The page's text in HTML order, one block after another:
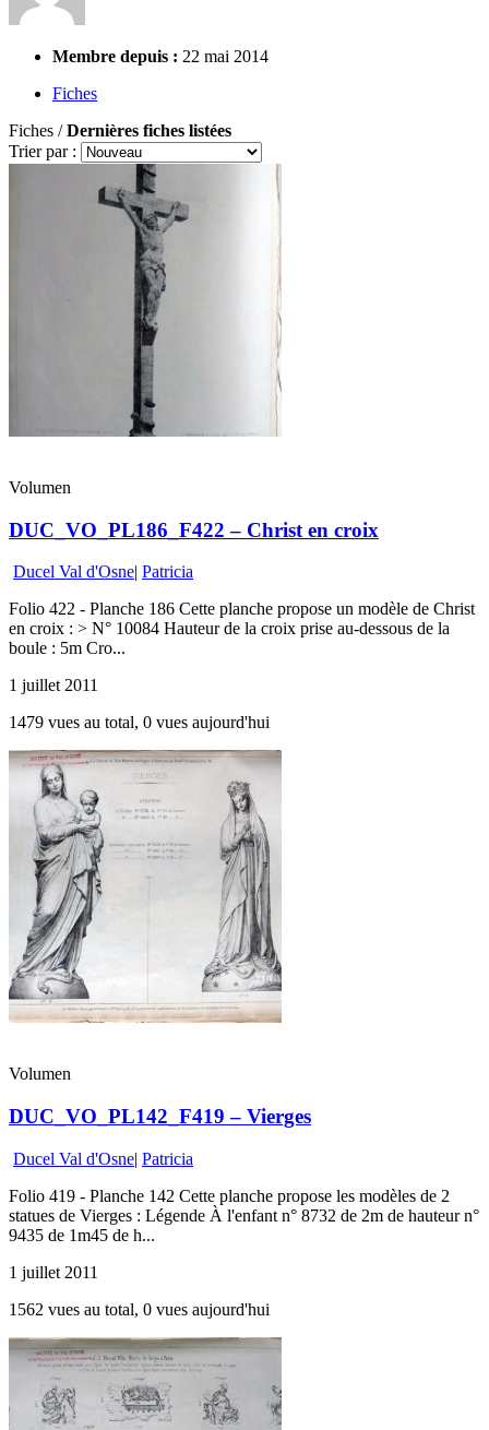
Membre depuis : 22 mai 2014
Fiches
Fiches /Dernières fiches listées
Trier par :
Volumen
DUC_VO_PL186_F422 – Christ en croix
Ducel Val d'Osne| Patricia
Folio 422 - Planche 186 Cette planche propose un modèle de Christ
en croix : > N° 10084 Hauteur de la croix prise au-dessous de la
boule : 5m Cro...
1 juillet 2011
1479 vues au total, 0 vues aujourd'hui
Volumen
DUC_VO_PL142_F419 – Vierges
Ducel Val d'Osne| Patricia
Folio 419 - Planche 142 Cette planche propose les modèles de 2
statues de Vierges : Légende À l'enfant n° 8732 de 2m de hauteur n°
9435 de 1m45 de h...
1 juillet 2011
1562 vues au total, 0 vues aujourd'hui